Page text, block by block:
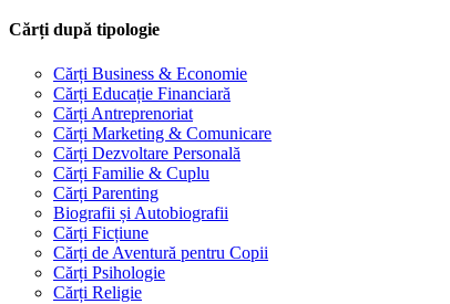
Cărți după tipologie
Cărți Business & Economie
Cărți Educație Financiară
Cărți Antreprenoriat
Cărți Marketing & Comunicare
Cărți Dezvoltare Personală
Cărți Familie & Cuplu
Cărți Parenting
Biografii și Autobiografii
Cărți Ficțiune
Cărți de Aventură pentru Copii
Cărți Psihologie
Cărți Religie